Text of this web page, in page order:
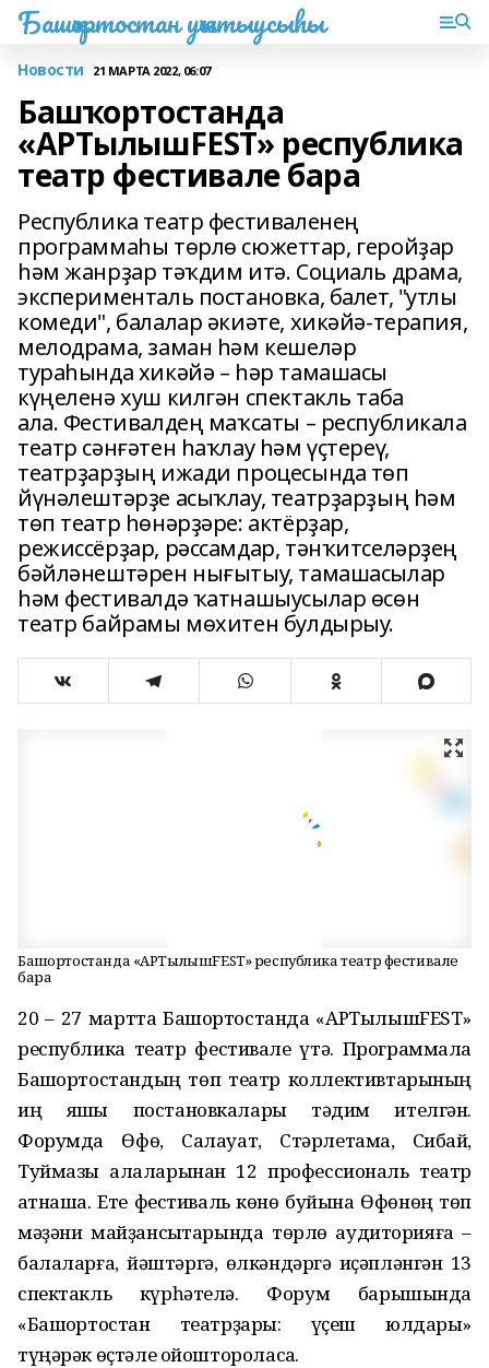
Башҡортостан уҡытыусыһы
Новости 21 МАРТА 2022, 06:07
Башҡортостанда
«AРTылышFEST» республика
театр фестивале бара
Республика театр фестиваленең
программаһы төрлө сюжеттар, геройҙар
һәм жанрҙар тәҡдим итә. Социаль драма,
эксперименталь постановка, балет, "утлы
комеди", балалар әкиәте, хикәйә-терапия,
мелодрама, заман һәм кешеләр
тураһында хикәйә – һәр тамашасы
күңеленә хуш килгән спектакль таба
ала. Фестивалдең маҡсаты – республикала
театр сәнғәтен һаҡлау һәм үҫтереү,
театрҙарҙың ижади процесында төп
йүнәлештәрҙе асыҡлау, театрҙарҙың һәм
төп театр һөнәрҙәре: актёрҙар,
режиссёрҙар, рәссамдар, тәнҡитселәрҙең
бәйләнештәрен нығытыу, тамашасылар
һәм фестивалдә ҡатнашыусылар өсөн
театр байрамы мөхитен булдырыу.
Башҡортостанда «AРTылышFEST» республика театр фестивале
бара
20 – 27 мартта Башҡортостанда «AРTылышFEST»
республика театр фестивале үтә. Программала
Башҡортостандың төп театр коллективтарының
иң яҡшы постановкалары тәҡдим ителгән.
Форумда Өфө, Салауат, Стәрлетамаҡ, Сибай,
Туймазы ҡалаларынан 12 профессиональ театр
ҡатнаша. Ете фестиваль көнө буйына Өфөнөң төп
мәҙәни майҙансыҡтарында төрлө аудиторияға –
балаларға, йәштәргә, өлкәндәргә иҫәпләнгән 13
спектакль күрһәтелә. Форум барышында
«Башҡортостан театрҙары: үҫеш юлдары»
түңәрәк өҫтәле ойоштороласаҡ.